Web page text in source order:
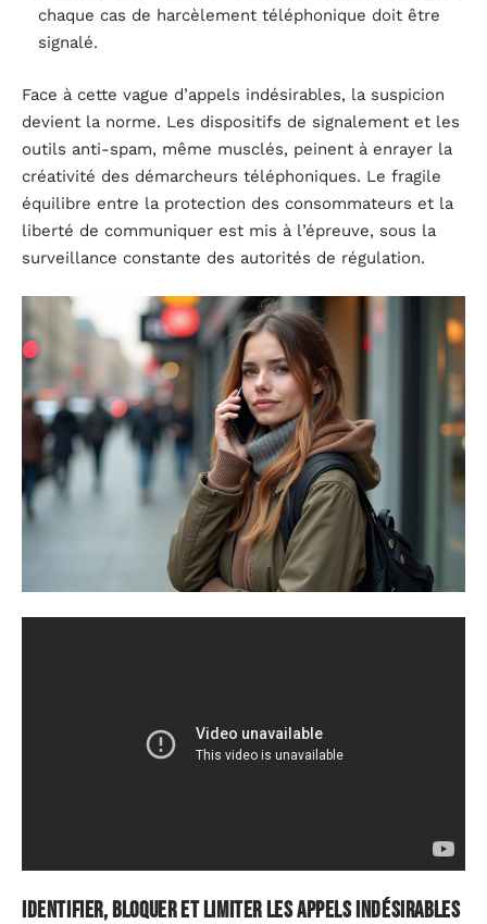
chaque cas de harcèlement téléphonique doit être
signalé.
Face à cette vague d’appels indésirables, la suspicion
devient la norme. Les dispositifs de signalement et les
outils anti-spam, même musclés, peinent à enrayer la
créativité des démarcheurs téléphoniques. Le fragile
équilibre entre la protection des consommateurs et la
liberté de communiquer est mis à l’épreuve, sous la
surveillance constante des autorités de régulation.
Identifier, bloquer et limiter les appels indésirables